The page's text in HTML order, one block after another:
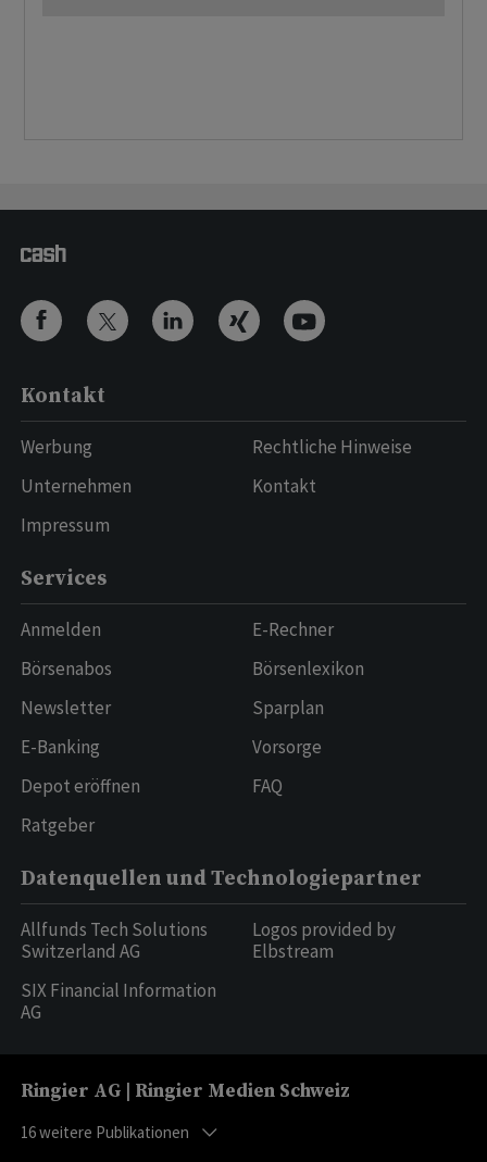
Kontakt
Werbung
Unternehmen
Impressum
Rechtliche Hinweise
Kontakt
Services
Anmelden
Börsenabos
Newsletter
E-Banking
Depot eröffnen
Ratgeber
E-Rechner
Börsenlexikon
Sparplan
Vorsorge
FAQ
Datenquellen und Technologiepartner
Allfunds Tech Solutions
Switzerland AG
SIX Financial Information
AG
Logos provided by
Elbstream
Ringier AG | Ringier Medien Schweiz
16weitere Publikationen